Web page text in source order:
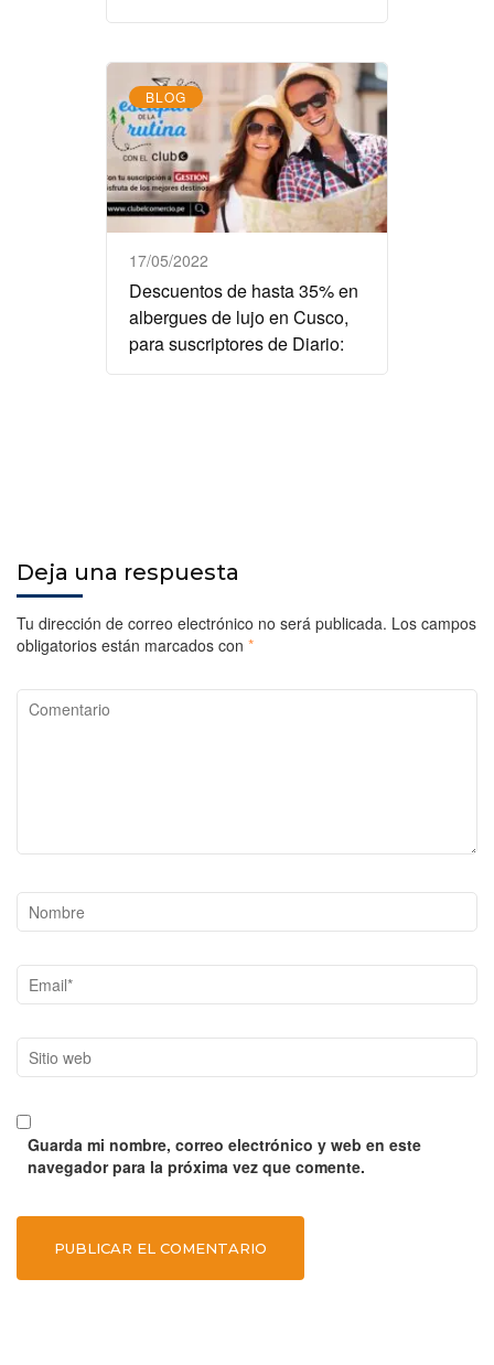
BLOG
17/05/2022
Descuentos de hasta 35% en
albergues de lujo en Cusco,
para suscriptores de Diario:
Deja una respuesta
Tu dirección de correo electrónico no será publicada. Los campos
obligatorios están marcados con *
Comentario
Nombre
Email*
Sitio
web
Guarda mi nombre, correo electrónico y web en este
navegador para la próxima vez que comente.